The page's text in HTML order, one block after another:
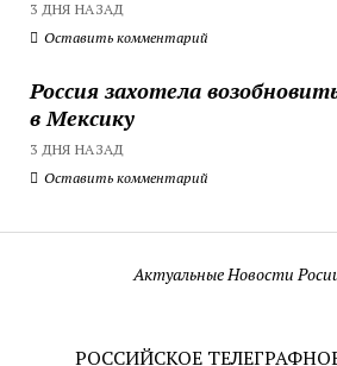
3 ДНЯ НАЗАД
Оставить комментарий
Россия захотела
в Мексику
3 ДНЯ НАЗАД
Оставить комментарий
Актуальные Новости
РОССИЙСКОЕ